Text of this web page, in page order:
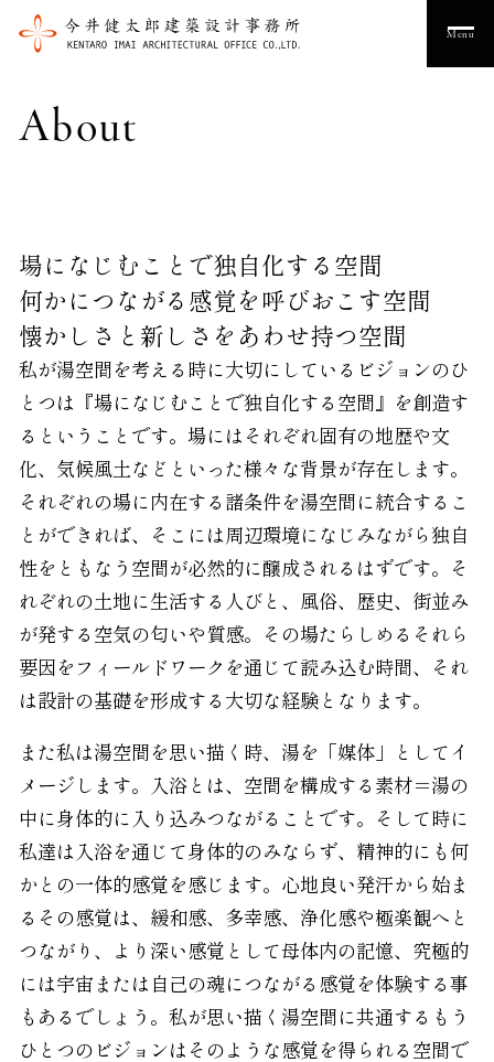
Menu
About
場になじむことで独自化する空間
何かにつながる感覚を呼びおこす空間
懐かしさと新しさをあわせ持つ空間
私が湯空間を考える時に大切にしているビジョンのひ
とつは『場になじむことで独自化する空間』を創造す
るということです。場にはそれぞれ固有の地歴や文
化、気候風土などといった様々な背景が存在します。
それぞれの場に内在する諸条件を湯空間に統合するこ
とができれば、そこには周辺環境になじみながら独自
性をともなう空間が必然的に醸成されるはずです。そ
れぞれの土地に生活する人びと、風俗、歴史、街並み
が発する空気の匂いや質感。その場たらしめるそれら
要因をフィールドワークを通じて読み込む時間、それ
は設計の基礎を形成する大切な経験となります。
また私は湯空間を思い描く時、湯を「媒体」としてイ
メージします。入浴とは、空間を構成する素材＝湯の
中に身体的に入り込みつながることです。そして時に
私達は入浴を通じて身体的のみならず、精神的にも何
かとの一体的感覚を感じます。心地良い発汗から始ま
るその感覚は、緩和感、多幸感、浄化感や極楽観へと
つながり、より深い感覚として母体内の記憶、究極的
には宇宙または自己の魂につながる感覚を体験する事
もあるでしょう。私が思い描く湯空間に共通するもう
ひとつのビジョンはそのような感覚を得られる空間で